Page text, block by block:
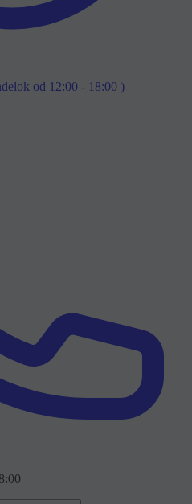
od 12:00 - 18:00 )